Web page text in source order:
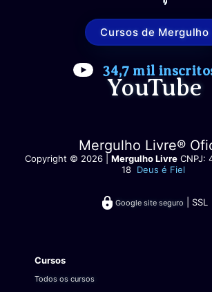
Cursos de Mergulho
34,7 mil
YouTube
Mergulho Livre®
Copyright © 2026 | Mergulho Livre CNPJ:
18 Deus é Fiel
Google site seguro | SSL
Cursos
Todos os cursos